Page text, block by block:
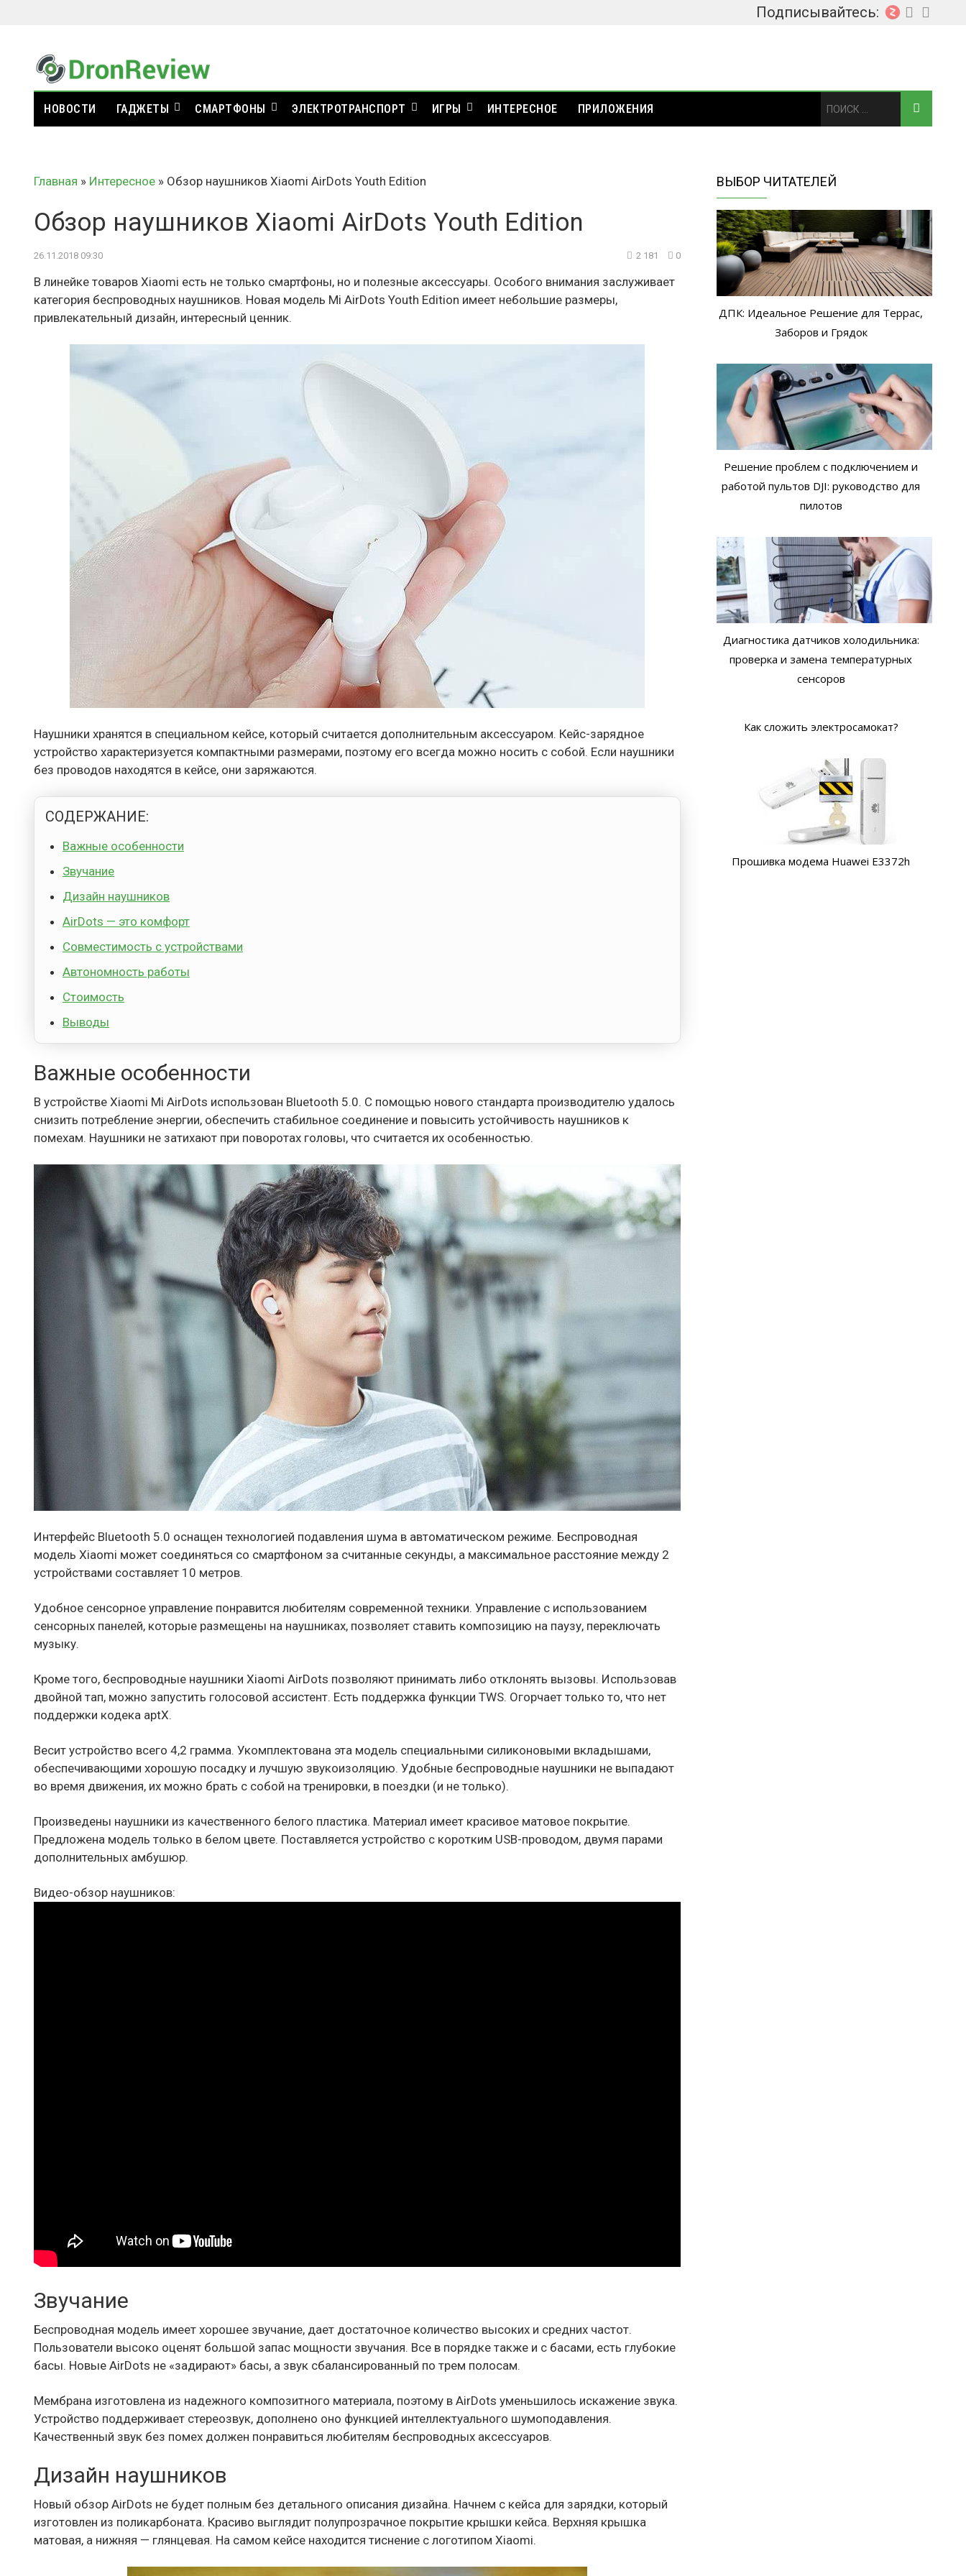
Подписывайтесь:
НОВОСТИ ГАДЖЕТЫ СМАРТФОНЫ ЭЛЕКТРОТРАНСПОРТ ИГРЫ ИНТЕРЕСНОЕ ПРИЛОЖЕНИЯ
Главная » Интересное » Обзор наушников Xiaomi AirDots Youth Edition
Обзор наушников Xiaomi AirDots Youth Edition
26.11.2018 09:30 2 181 0
В линейке товаров Xiaomi есть не только смартфоны, но и полезные аксессуары. Особого внимания заслуживает
категория беспроводных наушников. Новая модель Mi AirDots Youth Edition имеет небольшие размеры,
привлекательный дизайн, интересный ценник.
Наушники хранятся в специальном кейсе, который считается дополнительным аксессуаром. Кейс-зарядное
устройство характеризуется компактными размерами, поэтому его всегда можно носить с собой. Если наушники
без проводов находятся в кейсе, они заряжаются.
СОДЕРЖАНИЕ:
Важные особенности
Звучание
Дизайн наушников
AirDots — это комфорт
Совместимость с устройствами
Автономность работы
Стоимость
Выводы
Важные особенности
В устройстве Xiaomi Mi AirDots использован Bluetooth 5.0. С помощью нового стандарта производителю удалось
снизить потребление энергии, обеспечить стабильное соединение и повысить устойчивость наушников к
помехам. Наушники не затихают при поворотах головы, что считается их особенностью.
Интерфейс Bluetooth 5.0 оснащен технологией подавления шума в автоматическом режиме. Беспроводная
модель Xiaomi может соединяться со смартфоном за считанные секунды, а максимальное расстояние между 2
устройствами составляет 10 метров.
Удобное сенсорное управление понравится любителям современной техники. Управление с использованием
сенсорных панелей, которые размещены на наушниках, позволяет ставить композицию на паузу, переключать
музыку.
Кроме того, беспроводные наушники Xiaomi AirDots позволяют принимать либо отклонять вызовы. Использовав
двойной тап, можно запустить голосовой ассистент. Есть поддержка функции TWS. Огорчает только то, что нет
поддержки кодека aptX.
Весит устройство всего 4,2 грамма. Укомплектована эта модель специальными силиконовыми вкладышами,
обеспечивающими хорошую посадку и лучшую звукоизоляцию. Удобные беспроводные наушники не выпадают
во время движения, их можно брать с собой на тренировки, в поездки (и не только).
Произведены наушники из качественного белого пластика. Материал имеет красивое матовое покрытие.
Предложена модель только в белом цвете. Поставляется устройство с коротким USB-проводом, двумя парами
дополнительных амбушюр.
Видео-обзор наушников:
Звучание
Беспроводная модель имеет хорошее звучание, дает достаточное количество высоких и средних частот.
Пользователи высоко оценят большой запас мощности звучания. Все в порядке также и с басами, есть глубокие
басы. Новые AirDots не «задирают» басы, а звук сбалансированный по трем полосам.
Мембрана изготовлена из надежного композитного материала, поэтому в AirDots уменьшилось искажение звука.
Устройство поддерживает стереозвук, дополнено оно функцией интеллектуального шумоподавления.
Качественный звук без помех должен понравиться любителям беспроводных аксессуаров.
Дизайн наушников
Новый обзор AirDots не будет полным без детального описания дизайна. Начнем с кейса для зарядки, который
изготовлен из поликарбоната. Красиво выглядит полупрозрачное покрытие крышки кейса. Верхняя крышка
матовая, а нижняя — глянцевая. На самом кейсе находится тиснение с логотипом Xiaomi.
ВЫБОР ЧИТАТЕЛЕЙ
ДПК: Идеальное Решение для Террас,
Заборов и Грядок
Решение проблем с подключением и
работой пультов DJI: руководство для
пилотов
Диагностика датчиков холодильника:
проверка и замена температурных
сенсоров
Как сложить электросамокат?
Прошивка модема Huawei E3372h